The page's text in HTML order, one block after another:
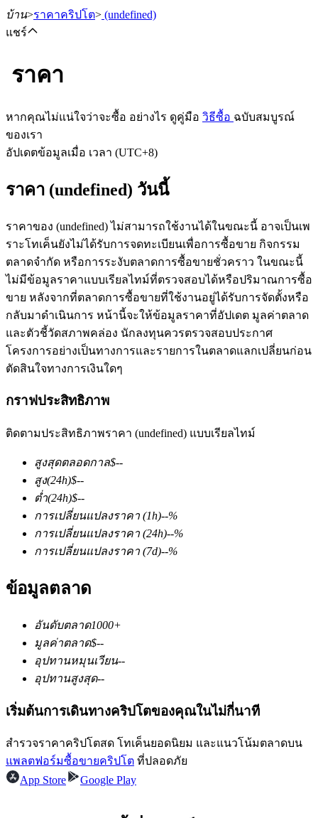
ฟิวเจอร์ส USDT
ฟิวเจอร์สที่ใช้ USDT เป็นหลักประกัน
ฟิวเจอร์ส COIN-M
ฟิวเจอร์สสกุลเงินดิจิทัล
TradFi
อนุพันธ์ของหุ้น ฟอเร็กซ์ โลหะมีค่า และสินค้าโภคภัณฑ์
บ้าน>ราคาคริปโต> (undefined)
แชร์
ราคา
หากคุณไม่แน่ใจว่าจะซื้อ อย่างไร ดูคู่มือ วิธีซื้อ ฉบับสมบูรณ์
ของเรา
อัปเดตข้อมูลเมื่อ เวลา (UTC+8)
ราคา (undefined) วันนี้
ราคาของ (undefined) ไม่สามารถใช้งานได้ในขณะนี้ อาจเป็นเพ
ราะโทเค็นยังไม่ได้รับการจดทะเบียนเพื่อการซื้อขาย กิจกรรม
ตลาดจำกัด หรือการระงับตลาดการซื้อขายชั่วคราว ในขณะนี้
ไม่มีข้อมูลราคาแบบเรียลไทม์ที่ตรวจสอบได้หรือปริมาณการซื้อ
ขาย หลังจากที่ตลาดการซื้อขายที่ใช้งานอยู่ได้รับการจัดตั้งหรือ
กลับมาดำเนินการ หน้านี้จะให้ข้อมูลราคาที่อัปเดต มูลค่าตลาด
และตัวชี้วัดสภาพคล่อง นักลงทุนควรตรวจสอบประกาศ
โครงการอย่างเป็นทางการและรายการในตลาดแลกเปลี่ยนก่อน
ตัดสินใจทางการเงินใดๆ
กราฟประสิทธิภาพ
ติดตามประสิทธิภาพราคา (undefined) แบบเรียลไทม์
สูงสุดตลอดกาล$--
สูง(24h)$--
ต่ำ(24h)$--
การเปลี่ยนแปลงราคา (1h)--%
การเปลี่ยนแปลงราคา (24h)--%
การเปลี่ยนแปลงราคา (7d)--%
ข้อมูลตลาด
อันดับตลาด1000+
มูลค่าตลาด$--
อุปทานหมุนเวียน--
อุปทานสูงสุด--
เริ่มต้นการเดินทางคริปโตของคุณในไม่กี่นาที
สำรวจราคาคริปโตสด โทเค็นยอดนิยม และแนวโน้มตลาดบน
แพลตฟอร์มซื้อขายคริปโต ที่ปลอดภัย
App Store
Google Play